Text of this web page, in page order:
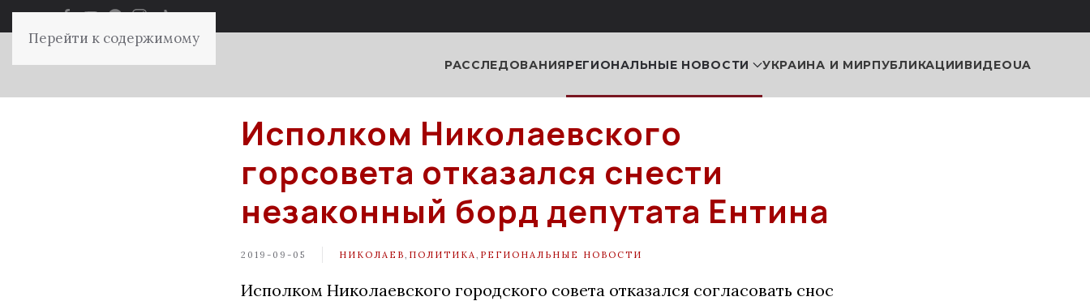
Перейти к содержимому
РАССЛЕДОВАНИЯРЕГИОНАЛЬНЫЕ НОВОСТИ УКРАИНА И МИРПУБЛИКАЦИИВИДЕОUA
Исполком Николаевского
горсовета отказался снести
незаконный борд депутата Ентина
2019-09-05 НИКОЛАЕВ ПОЛИТИКА РЕГИОНАЛЬНЫЕ НОВОСТИ
Исполком Николаевского городского совета отказался согласовать снос